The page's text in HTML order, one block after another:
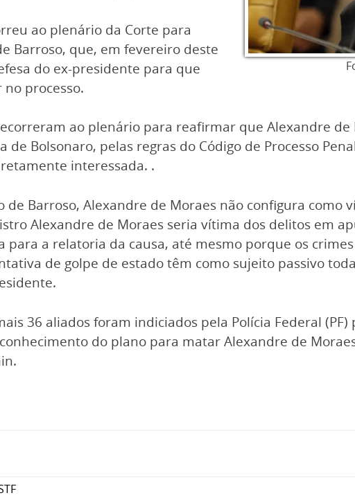
ao plenário da Corte para
Barroso, que, em fevereiro deste
do ex-presidente para que
processo.
ao plenário para reafirmar que Alexandre
de Bolsonaro, pelas regras do Código de Processo
interessada. .
Barroso, Alexandre de Moraes não configura como
Alexandre de Moraes seria vítima dos delitos em
para a relatoria da causa, até mesmo porque os
de golpe de estado têm como sujeito passivo
36 aliados foram indiciados pela Polícia Federal
do plano para matar Alexandre de